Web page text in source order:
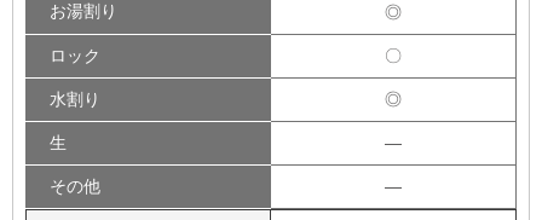
お湯割り ◎
ロック 〇
水割り ◎
生 ―
その他 ―